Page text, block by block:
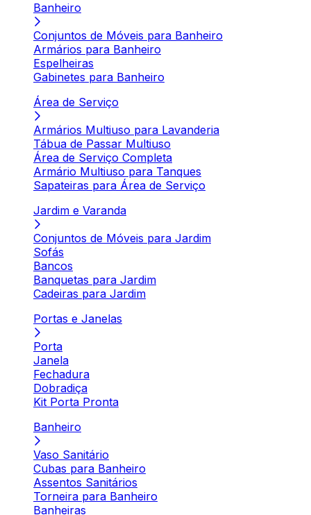
Banheiro
Conjuntos de Móveis para Banheiro
Armários para Banheiro
Espelheiras
Gabinetes para Banheiro
Área de Serviço
Armários Multiuso para Lavanderia
Tábua de Passar Multiuso
Área de Serviço Completa
Armário Multiuso para Tanques
Sapateiras para Área de Serviço
Jardim e Varanda
Conjuntos de Móveis para Jardim
Sofás
Bancos
Banquetas para Jardim
Cadeiras para Jardim
Portas e Janelas
Porta
Janela
Fechadura
Dobradiça
Kit Porta Pronta
Banheiro
Vaso Sanitário
Cubas para Banheiro
Assentos Sanitários
Torneira para Banheiro
Banheiras